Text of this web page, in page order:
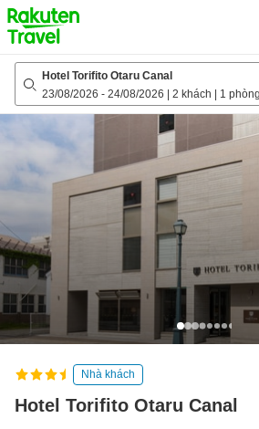
to
top
page
Hotel Torifito Otaru Canal
23/08/2026 - 24/08/2026 2 khách 1 phòng
Nhà khách
Hotel Torifito Otaru Canal